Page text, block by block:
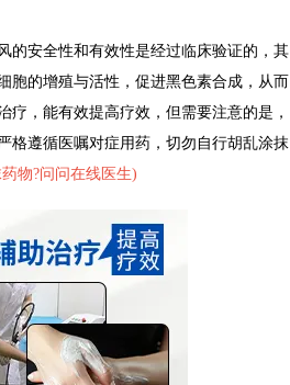
的安全性和有效性是经过临床验证的，其
胞的增殖与活性，促进黑色素合成，从而
，能有效提高疗效，但需要注意的是，
格遵循医嘱对症用药，切勿自行胡乱涂抹
物?问问在线医生)